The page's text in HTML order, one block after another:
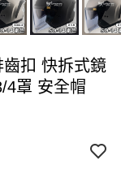
扣 快拆式鏡
4罩 安全帽